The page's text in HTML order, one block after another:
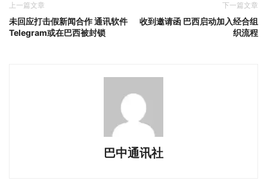
上一篇文章
未回应打击假新闻合作 通讯软件
Telegram或在巴西被封锁
下一篇文章
收到邀请函 巴西启动加入经合组
织流程
巴中通讯社